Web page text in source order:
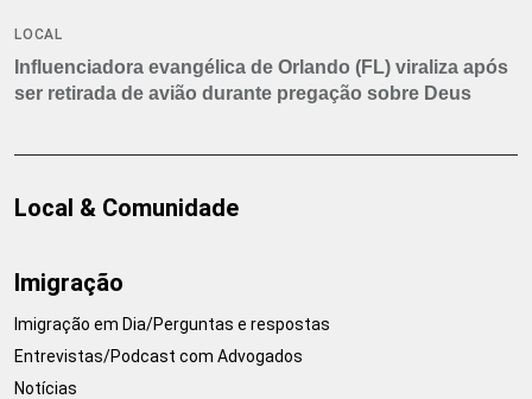
LOCAL
Influenciadora evangélica de Orlando (FL) viraliza após
ser retirada de avião durante pregação sobre Deus
Local & Comunidade
Imigração
Imigração em Dia/Perguntas e respostas
Entrevistas/Podcast com Advogados
Notícias